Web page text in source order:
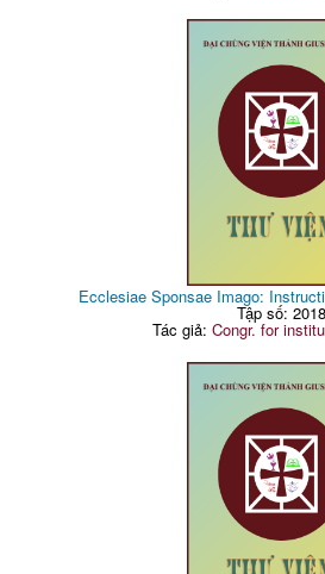
Ecclesiae Sponsae Imago:
Tập số: 2018
Tác giả:Congr. for